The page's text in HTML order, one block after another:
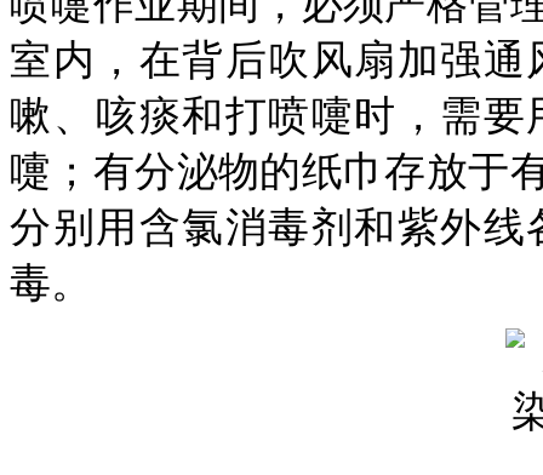
室内，在背后吹风扇加强
嗽、咳痰和打喷嚏时，需
嚏；有分泌物的纸巾存放于
分别用含氯消毒剂和紫外
毒。